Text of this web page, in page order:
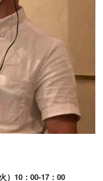
）10：00-17：00